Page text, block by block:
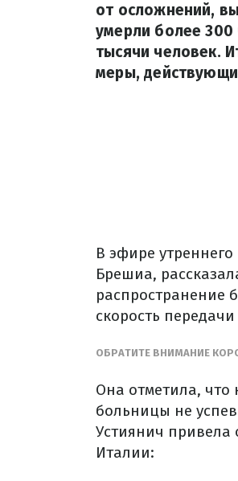
от осложнений,
умерли более 300
тысячи человек.
меры,
В эфире
Брешиа,
распространение
скорость
ОБРАТИТЕ ВНИМАНИЕ
Она отметила, что
больницы не
Устиянич
Италии: